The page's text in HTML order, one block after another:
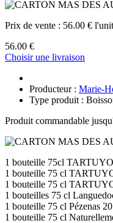
Prix de vente : 56.00 €
56.00 €
Choisir une livraison
Producteur : Marie-
Type produit :
Produit commandable
1 bouteille 75cl
1 bouteille 75 cl
​​​1 bouteille 75 cl
1 bouteilles 75 cl
1 bouteille 75 cl Pézenas
1 bouteille 75 cl